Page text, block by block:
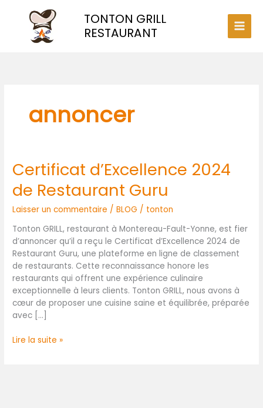
TONTON GRILL
RESTAURANT
annoncer
Certificat d’Excellence 2024
de Restaurant Guru
Laisser un commentaire /BLOG / tonton
Tonton GRILL, restaurant à Montereau-Fault-Yonne, est fier
d’annoncer qu’il a reçu le Certificat d’Excellence 2024 de
Restaurant Guru, une plateforme en ligne de classement
de restaurants. Cette reconnaissance honore les
restaurants qui offrent une expérience culinaire
exceptionnelle à leurs clients. Tonton GRILL, nous avons à
cœur de proposer une cuisine saine et équilibrée, préparée
avec […]
Certificat
d’Excellence
2024
Restaurant
Guru
Lire la suite »